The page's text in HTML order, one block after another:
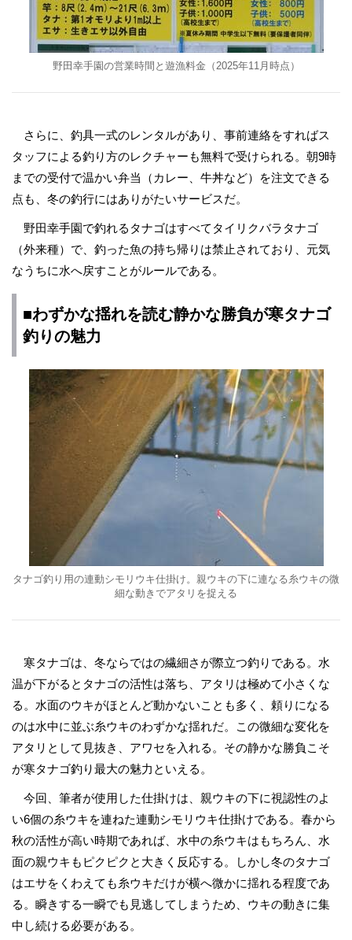
野田幸手園の営業時間と遊漁料金（2025年11月時点）
さらに、釣具一式のレンタルがあり、事前連絡をすればス
タッフによる釣り方のレクチャーも無料で受けられる。朝9時
までの受付で温かい弁当（カレー、牛丼など）を注文できる
点も、冬の釣行にはありがたいサービスだ。
野田幸手園で釣れるタナゴはすべてタイリクバラタナゴ
（外来種）で、釣った魚の持ち帰りは禁止されており、元気
なうちに水へ戻すことがルールである。
■わずかな揺れを読む静かな勝負が寒タナゴ
釣りの魅力
タナゴ釣り用の連動シモリウキ仕掛け。親ウキの下に連なる糸ウキの微
細な動きでアタリを捉える
寒タナゴは、冬ならではの繊細さが際立つ釣りである。水
温が下がるとタナゴの活性は落ち、アタリは極めて小さくな
る。水面のウキがほとんど動かないことも多く、頼りになる
のは水中に並ぶ糸ウキのわずかな揺れだ。この微細な変化を
アタリとして見抜き、アワセを入れる。その静かな勝負こそ
が寒タナゴ釣り最大の魅力といえる。
今回、筆者が使用した仕掛けは、親ウキの下に視認性のよ
い6個の糸ウキを連ねた連動シモリウキ仕掛けである。春から
秋の活性が高い時期であれば、水中の糸ウキはもちろん、水
面の親ウキもピクピクと大きく反応する。しかし冬のタナゴ
はエサをくわえても糸ウキだけが横へ微かに揺れる程度であ
る。瞬きする一瞬でも見逃してしまうため、ウキの動きに集
中し続ける必要がある。